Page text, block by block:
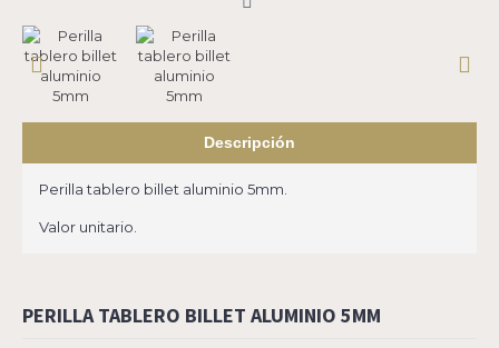
Descripción
Perilla tablero billet aluminio 5mm.
Valor unitario.
PERILLA TABLERO BILLET ALUMINIO 5MM